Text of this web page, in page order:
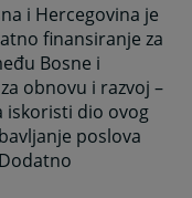
i Hercegovina je
finansiranje za
Bosne i
obnovu i razvoj –
iskoristi dio ovog
poslova